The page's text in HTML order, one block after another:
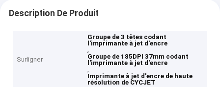
Description De Produit
Surligner
Groupe de 3 têtes codant
l'imprimante à jet d'encre
,
Groupe de 185DPI 37mm codant
l'imprimante à jet d'encre
,
Imprimante à jet d'encre de haute
résolution de CYCJET